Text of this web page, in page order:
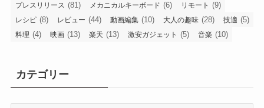
プレスリリース (81) メカニカルキーボード (6) リモート (9)
レシピ (8) レビュー (44) 動画編集 (10) 大人の趣味 (28) 技適 (5)
料理 (4) 映画 (13) 楽天 (13) 激安ガジェット (5) 音楽 (10)
カテゴリー